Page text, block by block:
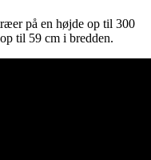
på en højde op til 300
til 59 cm i bredden.